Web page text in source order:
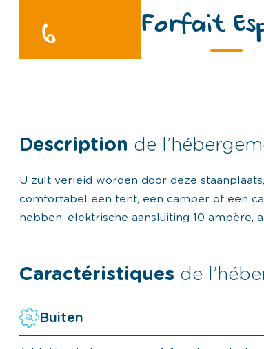
6 Forfait
Description de
U zult verleid worden door deze
comfortabel een tent, een camper of een
hebben: elektrische aansluiting 10 ampère,
Caractéristiques de
Buiten